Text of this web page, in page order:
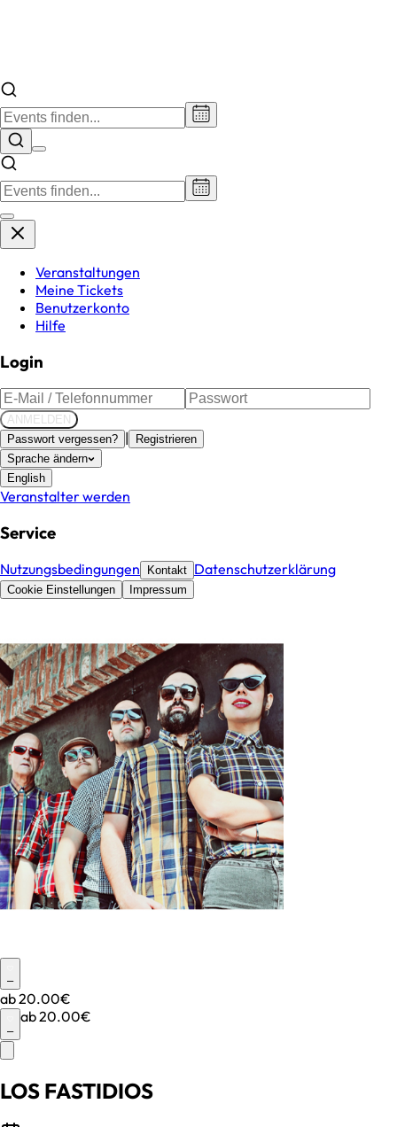
Veranstaltungen
Meine Tickets
Benutzerkonto
Hilfe
Login
ANMELDEN
Passwort vergessen? |
Registrieren
Sprache ändern
English
Veranstalter werden
Service
Nutzungsbedingungen Kontakt Datenschutzerklärung
Cookie Einstellungen Impressum
–
ab20.00€
–
ab20.00€
LOS FASTIDIOS